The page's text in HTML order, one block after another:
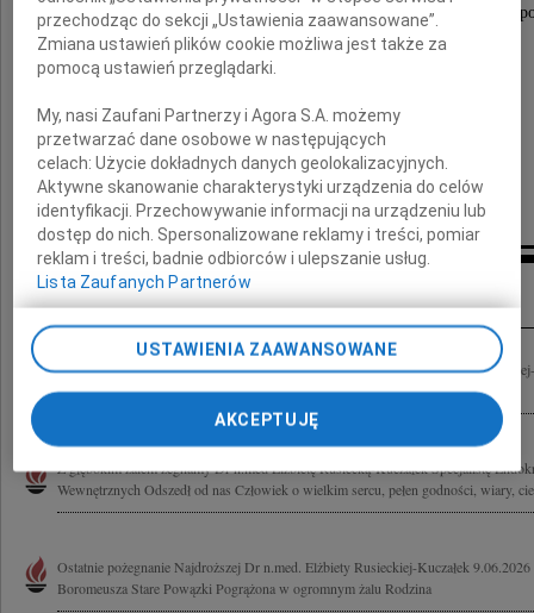
dla której Zmarła była wielkim autorytetem i
Ewa Dux i Zygmunt Prabucki,
Jolanta i Andrzej Andrzejewscy,
Elżbieta i Andrzej Sawiccy
Z ogromnym żalem przyjęliśmy wiadomość o śmierci dr n. med. Elżbiety
dla której zdrowie pacjenta było zawsze najwyższym priorytetem, wieloletniej...
Z głębokim żalem żegnamy Dr n.med Elżbietę Rusiecką-Kuczałek Specjalistę
Wewnętrznych Odszedł od nas Człowiek o wielkim sercu, pełen godności, wiary,
Ostatnie pożegnanie Najdroższej Dr n.med. Elżbiety Rusieckiej-Kuczałek
Boromeusza Stare Powązki Pogrążona w ogromnym żalu Rodzina
przechodząc do sekcji „Ustawienia zaawansowane”.
Zmiana ustawień plików cookie możliwa jest także za
pomocą ustawień przeglądarki.
My, nasi Zaufani Partnerzy i Agora S.A. możemy
przetwarzać dane osobowe w następujących
celach:Użycie dokładnych danych geolokalizacyjnych.
Aktywne skanowanie charakterystyki urządzenia do celów
identyfikacji. Przechowywanie informacji na urządzeniu lub
dostęp do nich. Spersonalizowane reklamy i treści, pomiar
reklam i treści, badnie odbiorców i ulepszanie usług.
Lista Zaufanych Partnerów
USTAWIENIA ZAAWANSOWANE
AKCEPTUJĘ